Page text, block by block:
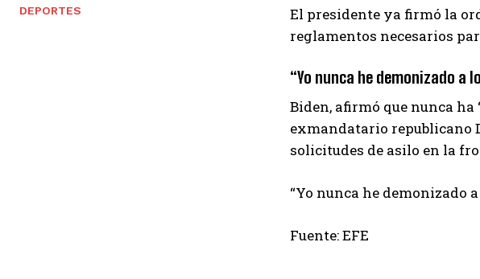
DEPORTES
El presidente ya firmó la
reglamentos necesarios
“Yo nunca he demonizado a
Biden, afirmó que nunca
exmandatario republicano
solicitudes de asilo en la
“Yo nunca he demonizado
Fuente: EFE